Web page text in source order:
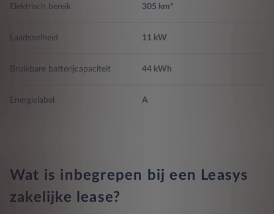
Elektrisch bereik 305 km*
Laadsnelheid 11 kW
Bruikbare batterijcapaciteit 44 kWh
Energielabel A
Wat is inbegrepen bij een Leasys
zakelijke lease?